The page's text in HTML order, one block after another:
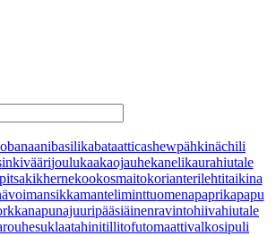
banaanibasilikabataatticashewpähkinächili
inkiväärijoulukaakaojauhekanelikaurahiutale
kikhernekookosmaitokorianterilehtitaikina
mansikkamanteliminttuomenapaprikapapu
punajuuripääsiäinenravintohiivahiutale
suklaatahinitillitofutomaattivalkosipuli